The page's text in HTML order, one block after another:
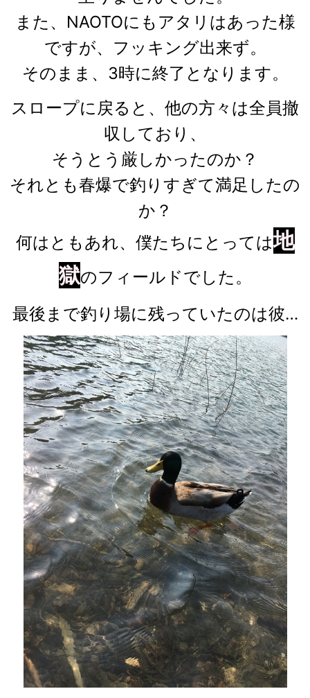
また、NAOTOにもアタリはあった様
ですが、フッキング出来ず。
そのまま、3時に終了となります。
スロープに戻ると、他の方々は全員撤
収しており、
そうとう厳しかったのか？
それとも春爆で釣りすぎて満足したの
か？
何はともあれ、僕たちにとっては地
獄のフィールドでした。
最後まで釣り場に残っていたのは彼…